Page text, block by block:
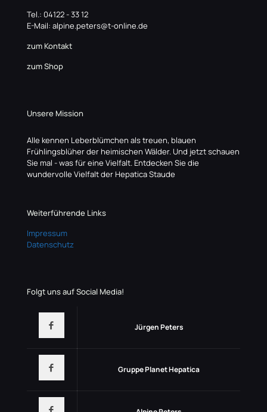
Tel.: 04122 - 33 12
E-Mail: alpine.peters@t-online.de
zum Kontakt
zum Shop
Unsere Mission
Alle kennen Leberblümchen als treuen, blauen
Frühlingsblüher der heimischen Wälder. Und jetzt schauen
Sie mal - was für eine Vielfalt. Entdecken Sie die
wundervolle Vielfalt der Hepatica Staude
Weiterführende Links
Impressum
Datenschutz
Folgt uns auf Social Media!
Jürgen Peters
Gruppe Planet Hepatica